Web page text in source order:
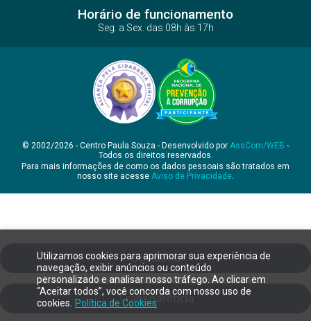
Utilizamos cookies para aprimorar sua experiência de
navegação, exibir anúncios ou conteúdo
personalizado e analisar nosso tráfego. Ao clicar em
“Aceitar todos”, você concorda com nosso uso de
cookies.
Política de Cookies
Horário de funcionamento
Seg. a Sex. das 08h às 17h
© 2002/2026 - Centro Paula Souza - Desenvolvido por AssCom/WEB -
Todos os direitos reservados.
Para mais informações de como os dados pessoais são tratados em
nosso site acesse Aviso de Privacidade.
Ouvidoria
Transparência